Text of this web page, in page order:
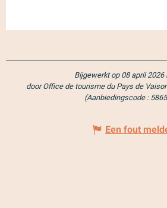
Bijgewerkt op 08 april 2026
door Office de tourisme du Pays de
(Aanbiedingscode :
Een fout